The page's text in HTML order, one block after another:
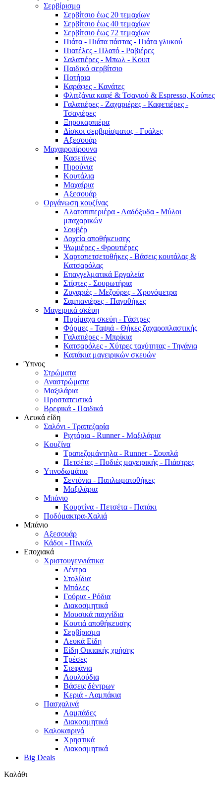
Σερβίρισμα
Σερβίτσιο έως 20 τεμαχίων
Σερβίτσιο έως 40 τεμαχίων
Σερβίτσιο έως 72 τεμαχίων
Πιάτα - Πιάτα πάστας - Πιάτα γλυκού
Πιατέλες - Πλατό - Ραβιέρες
Σαλατιέρες - Μπωλ - Κουπ
Παιδικό σερβίτσιο
Ποτήρια
Καράφες - Κανάτες
Φλιτζάνια καφέ & Τσαγιού & Espresso, Κούπες
Γαλατιέρες - Ζαχαριέρες - Καφετιέρες -
Τσαγιέρες
Ξηροκαρπιέρα
Δίσκοι σερβιρίσματος - Γυάλες
Αξεσουάρ
Μαχαιροπίρουνα
Κασετίνες
Πιρούνια
Κουτάλια
Μαχαίρια
Αξεσουάρ
Οργάνωση κουζίνας
Αλατοπιπεριέρα - Λαδόξυδα - Μύλοι
μπαχαρικών
Σουβέρ
Δοχεία αποθήκευσης
Ψωμιέρες - Φρουτιέρες
Χαρτοπετσετοθήκες - Βάσεις κουτάλας &
Κατσαρόλας
Επαγγελματικά Εργαλεία
Στίφτες - Σουρωτήρια
Ζυγαριές - Μεζούρες - Χρονόμετρα
Σαμπανιέρες - Παγοθήκες
Μαγειρικά σκέυη
Πυρίμαχα σκεύη - Γάστρες
Φόρμες - Ταψιά - Θήκες ζαχαροπλαστικής
Γαλατιέρες - Μπρίκια
Κατσαρόλες - Χύτρες ταχύτητας - Τηγάνια
Καπάκια μαγειρικών σκευών
Ύπνος
Στρώματα
Αναστρώματα
Μαξιλάρια
Προστατευτικά
Βρεφικά - Παιδικά
Λευκά είδη
Σαλόνι - Τραπεζαρία
Ριχτάρια - Runner - Μαξιλάρια
Κουζίνα
Τραπεζομάντηλα - Runner - Σουπλά
Πετσέτες - Ποδιές μαγειρικής - Πιάστρες
Υπνοδωμάτιο
Σεντόνια - Παπλωματοθήκες
Μαξιλάρια
Μπάνιο
Κουρτίνα - Πετσέτα - Πατάκι
Ποδόμακτρα-Χαλιά
Μπάνιο
Αξεσουάρ
Κάδοι - Πιγκάλ
Εποχιακά
Χριστουγεννιάτικα
Δέντρα
Στολίδια
Μπάλες
Γούρια - Ρόδια
Διακοσμητικά
Μουσικά παιχνίδια
Κουτιά αποθήκευσης
Σερβίρισμα
Λευκά Είδη
Είδη Οικιακής χρήσης
Τρέσες
Στεφάνια
Λουλούδια
Βάσεις δέντρων
Κεριά - Λαμπάκια
Πασχαλινά
Λαμπάδες
Διακοσμητικά
Καλοκαιρινά
Χρηστικά
Διακοσμητικά
Big Deals
Καλάθι